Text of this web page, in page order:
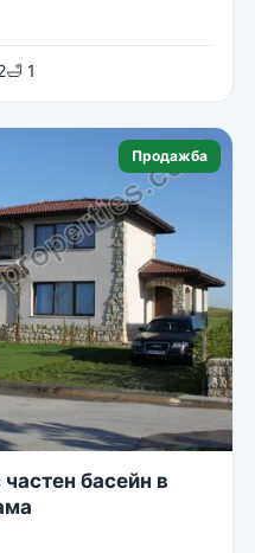
🛁 1
Продажба
басейн в